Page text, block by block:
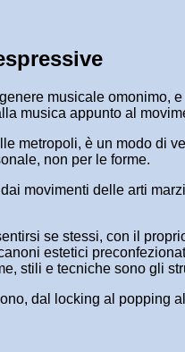
musicale
musica appunto al
metropoli, è un modo di
non per le forme.
movimenti delle arti
se stessi, con il
estetici
stili e tecniche sono gli
dal locking al popping